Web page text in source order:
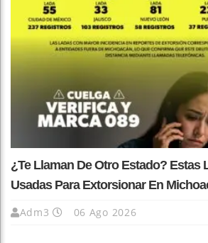
¿Te Llaman De Otro Estado? Estas
Usadas Para Extorsionar En
Adm3 06 Ago 2026